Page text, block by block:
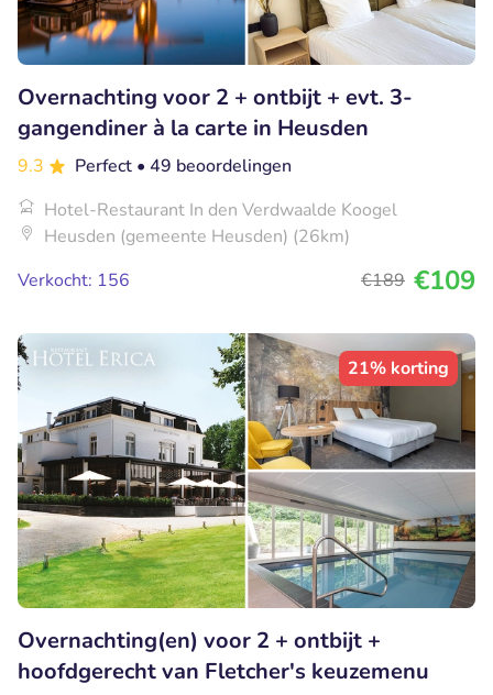
Overnachting voor 2 + ontbijt + evt. 3-
gangendiner à la carte in Heusden
9.3 Perfect • 49 beoordelingen
Hotel-Restaurant In den Verdwaalde Koogel
Heusden (gemeente Heusden) (26km)
Verkocht: 156
€189 €109
21% korting
Overnachting(en) voor 2 + ontbijt +
hoofdgerecht van Fletcher's keuzemenu